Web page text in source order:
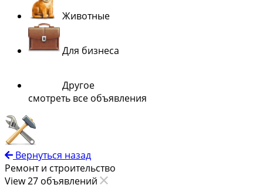
Животные
Для бизнеса
Другое
смотреть все объявления
Вернуться назад
Ремонт и строительство
View 27 объявлений